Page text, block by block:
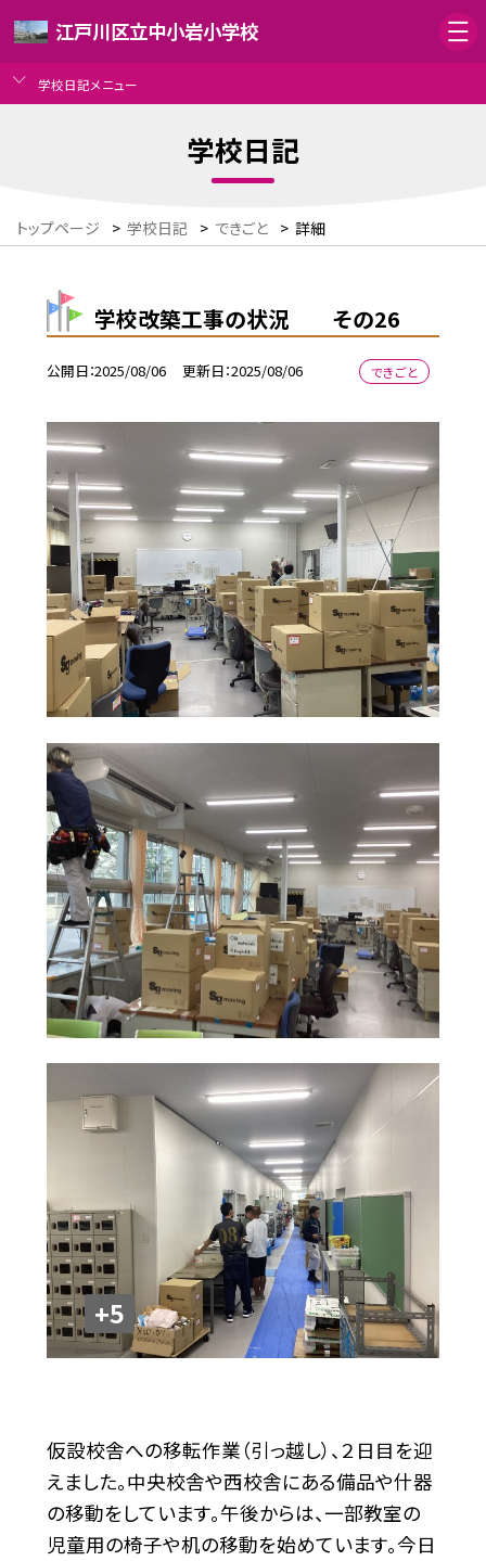
江戸川区立中小岩小学校
学校日記メニュー
学校日記
トップページ > 学校日記 > できごと > 詳細
学校改築工事の状況 その26
公開日 2025/08/06 更新日 2025/08/06 できごと
+5
仮設校舎への移転作業（引っ越し）、２日目を迎
えました。中央校舎や西校舎にある備品や什器
の移動をしています。午後からは、一部教室の
児童用の椅子や机の移動を始めています。今日